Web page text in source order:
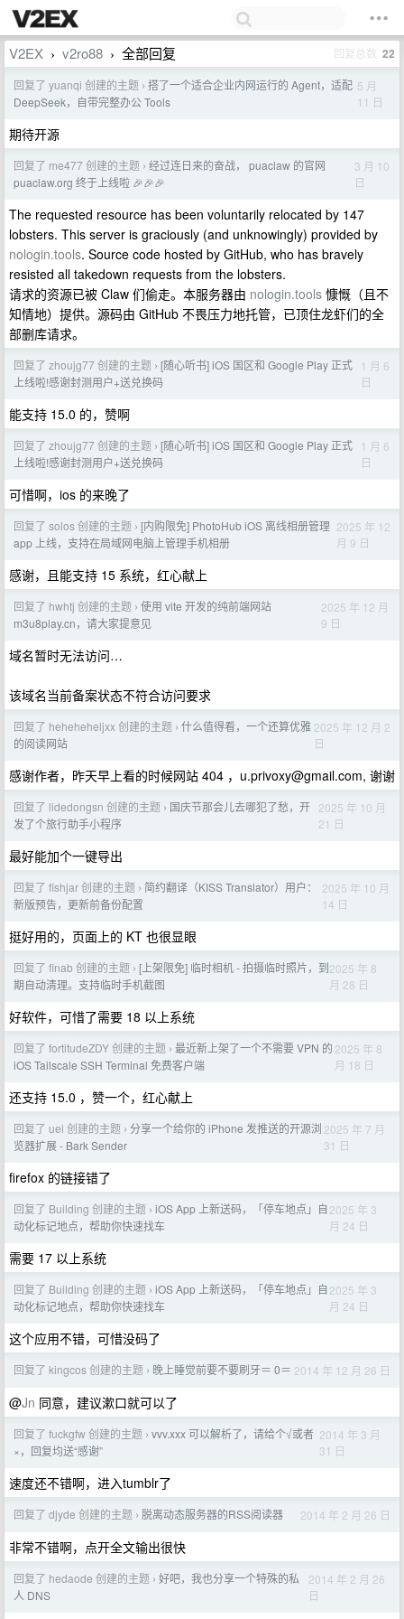
V2EX › v2ro88 › 全部回复 回复总数 22
回复了 yuanqi 创建的主题 › 搭了一个适合企业内网运行的 Agent，适配
DeepSeek，自带完整办公 Tools
5 月
11 日
期待开源
回复了 me477 创建的主题 › 经过连日来的奋战， puaclaw 的官网
puaclaw.org 终于上线啦 🎉🎉🎉
3 月 10
日
The requested resource has been voluntarily relocated by 147
lobsters. This server is graciously (and unknowingly) provided by
nologin.tools. Source code hosted by GitHub, who has bravely
resisted all takedown requests from the lobsters.
请求的资源已被 Claw 们偷走。本服务器由 nologin.tools 慷慨（且不
知情地）提供。源码由 GitHub 不畏压力地托管，已顶住龙虾们的全
部删库请求。
回复了 zhoujg77 创建的主题 › [随心听书] iOS 国区和 Google Play 正式
上线啦!感谢封测用户+送兑换码
1 月 6
日
能支持 15.0 的，赞啊
回复了 zhoujg77 创建的主题 › [随心听书] iOS 国区和 Google Play 正式
上线啦!感谢封测用户+送兑换码
1 月 6
日
可惜啊，ios 的来晚了
回复了 solos 创建的主题 › [内购限免] PhotoHub iOS 离线相册管理
app 上线，支持在局域网电脑上管理手机相册
2025 年 12
月 9 日
感谢，且能支持 15 系统，红心献上
回复了 hwhtj 创建的主题 › 使用 vite 开发的纯前端网站
m3u8play.cn，请大家提意见
2025 年 12 月
9 日
域名暂时无法访问…
该域名当前备案状态不符合访问要求
回复了 heheheheljxx 创建的主题 › 什么值得看，一个还算优雅
的阅读网站
2025 年 12 月 2
日
感谢作者，昨天早上看的时候网站 404 ， u.privoxy@gmail.com, 谢谢
回复了 lidedongsn 创建的主题 › 国庆节那会儿去哪犯了愁，开
发了个旅行助手小程序
2025 年 10 月
21 日
最好能加个一键导出
回复了 fishjar 创建的主题 › 简约翻译（KISS Translator）用户：
新版预告，更新前备份配置
2025 年 10 月
14 日
挺好用的，页面上的 KT 也很显眼
回复了 finab 创建的主题 › [上架限免] 临时相机 - 拍摄临时照片，到
期自动清理。支持临时手机截图
2025 年 8
月 28 日
好软件，可惜了需要 18 以上系统
回复了 fortitudeZDY 创建的主题 › 最近新上架了一个不需要 VPN 的
iOS Tailscale SSH Terminal 免费客户端
2025 年 8
月 18 日
还支持 15.0 ，赞一个，红心献上
回复了 uei 创建的主题 › 分享一个给你的 iPhone 发推送的开源浏
览器扩展 - Bark Sender
2025 年 7 月
31 日
firefox 的链接错了
回复了 Building 创建的主题 › iOS App 上新送码，「停车地点」自
动化标记地点，帮助你快速找车
2025 年 3
月 24 日
需要 17 以上系统
回复了 Building 创建的主题 › iOS App 上新送码，「停车地点」自
动化标记地点，帮助你快速找车
2025 年 3
月 24 日
这个应用不错，可惜没码了
回复了 kingcos 创建的主题 › 晚上睡觉前要不要刷牙＝ 0＝ 2014 年 12 月 26 日
@Jn 同意，建议漱口就可以了
回复了 fuckgfw 创建的主题 › vvv.xxx 可以解析了，请给个√或者
×，回复均送“感谢”
2014 年 3 月
31 日
速度还不错啊，进入tumblr了
回复了 djyde 创建的主题 › 脱离动态服务器的RSS阅读器 2014 年 2 月 26 日
非常不错啊，点开全文输出很快
回复了 hedaode 创建的主题 › 好吧，我也分享一个特殊的私
人 DNS
2014 年 2 月 26
日